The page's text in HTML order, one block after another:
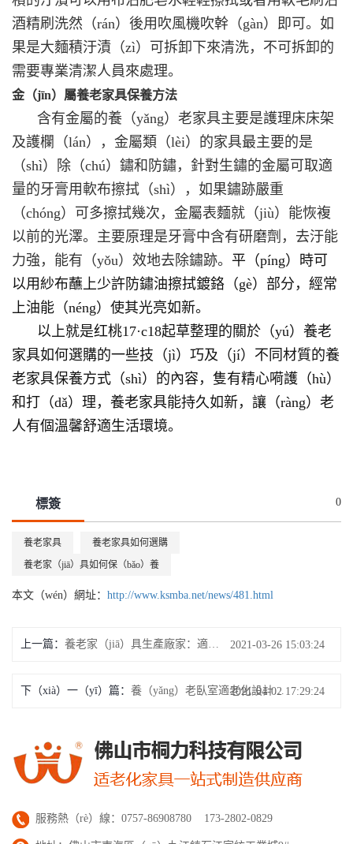
酒精刷洗然（rán）後用吹風機吹幹（gàn）即可。如
果是大麵積汙漬（zì）可拆卸下來清洗，不可拆卸的
需要專業清潔人員來處理。
金（jīn）屬養老家具保養方法
含有金屬的養（yǎng）老家具主要是護理床床架
及護欄（lán），金屬類（lèi）的家具最主要的是
（shì）除（chú）鏽和防鏽，針對生鏽的金屬可取適
量的牙膏用軟布擦拭（shì），如果鏽跡嚴重
（chóng）可多擦拭幾次，金屬表麵就（jiù）能恢複
以前的光澤。主要原理是牙膏中含有研磨劑，去汙能
力強，能有（yǒu）效地去除鏽跡。 平（píng）時可
以用紗布蘸上少許防鏽油擦拭鍍鉻（gè）部分，經常
上油能（néng）使其光亮如新。
以上就是红桃17·c18起草整理的關於（yú）養老
家具如何選購的一些技（jì）巧及（jí）不同材質的養
老家具保養方式（shì）的內容，隻有精心嗬護（hù）
和打（dǎ）理，養老家具能持久如新，讓（ràng）老
人有個溫馨舒適生活環境。
標簽 0
養老家具
養老家具如何選購
養老家（jiā）具如何保（bǎo）養
本文（wén）網址： http://www.ksmba.net/news/481.html
上一篇： 2021-03-26 15:03:24
下（xià）一（yī）篇： 養（yǎng）老臥室適老化設計及適老化家具配置細節（jiē）
2021-04-02 17:29:24
服務熱（rè）線：0757-86908780 173-2802-0829